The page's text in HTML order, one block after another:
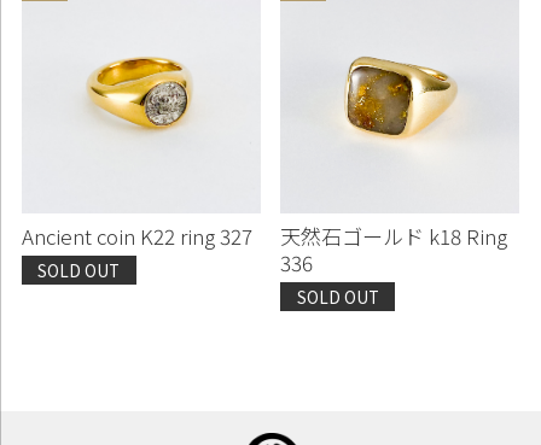
Ancient coin K22 ring 327
SOLD OUT
天然石ゴールド k18 Ring
336
SOLD OUT